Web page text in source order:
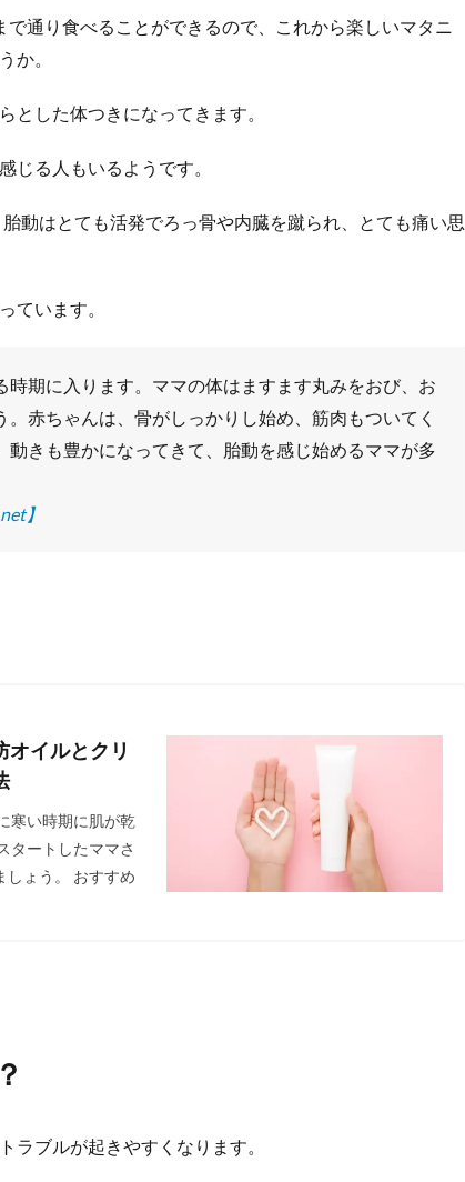
通り食べることができるので、これから楽しいマタニ
か。
とした体つきになってきます。
じる人もいるようです。
動はとても活発でろっ骨や内臓を蹴られ、とても痛い思
ています。
期に入ります。ママの体はますます丸みをおび、お
赤ちゃんは、骨がしっかりし始め、筋肉もついてく
動きも豊かになってきて、胎動を感じ始めるママが多
】
イルとクリ
寒い時期に肌が乾
タートしたママさ
しょう。 おすすめ
ラブルが起きやすくなります。